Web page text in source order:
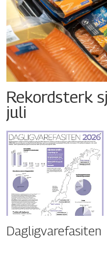
Rekordsterk
juli
Dagligvarefasiten